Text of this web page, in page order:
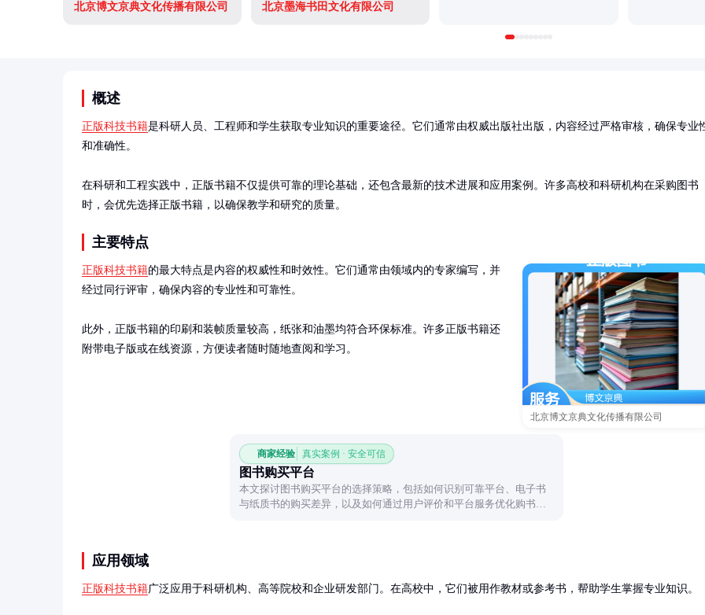
北京博文京典文化传播有限公司 北京墨海书田文化有限公司
概述
正版科技书籍是科研人员、工程师和学生获取专业知识的重要途径。它们通常由权威出版社出版，内容经过严格审核，确保专业
和准确性。
在科研和工程实践中，正版书籍不仅提供可靠的理论基础，还包含最新的技术进展和应用案例。许多高校和科研机构在采购图书
时，会优先选择正版书籍，以确保教学和研究的质量。
主要特点
北京博文京典文化传播有限公司
正版科技书籍的最大特点是内容的权威性和时效性。它们通常由领域内的专家编写，并
经过同行评审，确保内容的专业性和可靠性。
此外，正版书籍的印刷和装帧质量较高，纸张和油墨均符合环保标准。许多正版书籍还
附带电子版或在线资源，方便读者随时随地查阅和学习。
商家经验 真实案例 · 安全可信
图书购买平台
本文探讨图书购买平台的选择策略，包括如何识别可靠平台、电子书
与纸质书的购买差异，以及如何通过用户评价和平台服务优化购书体
应用领域
正版科技书籍广泛应用于科研机构、高等院校和企业研发部门。在高校中，它们被用作教材或参考书，帮助学生掌握专业知识。